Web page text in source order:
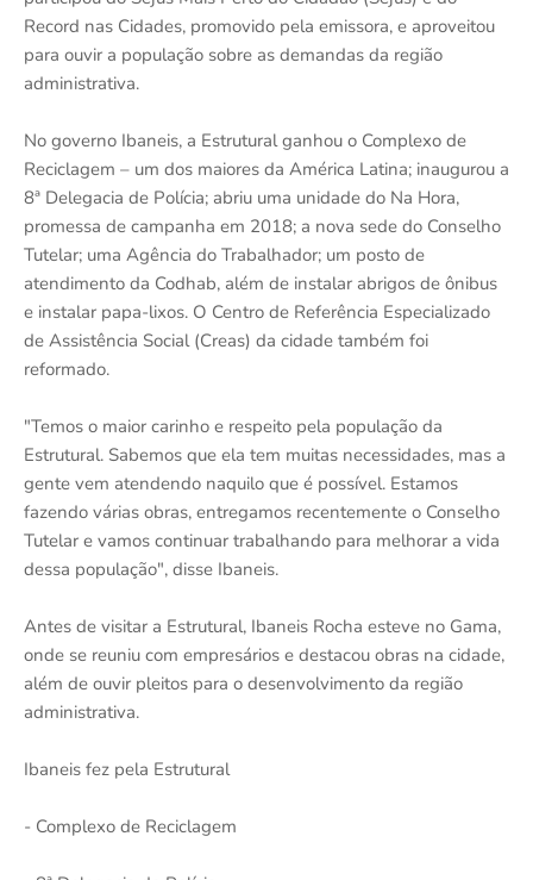
Record nas Cidades, promovido pela emissora, e aproveitou
para ouvir a população sobre as demandas da região
administrativa.
No governo Ibaneis, a Estrutural ganhou o Complexo de
Reciclagem – um dos maiores da América Latina; inaugurou a
8ª Delegacia de Polícia; abriu uma unidade do Na Hora,
promessa de campanha em 2018; a nova sede do Conselho
Tutelar; uma Agência do Trabalhador; um posto de
atendimento da Codhab, além de instalar abrigos de ônibus
e instalar papa-lixos. O Centro de Referência Especializado
de Assistência Social (Creas) da cidade também foi
reformado.
"Temos o maior carinho e respeito pela população da
Estrutural. Sabemos que ela tem muitas necessidades, mas a
gente vem atendendo naquilo que é possível. Estamos
fazendo várias obras, entregamos recentemente o Conselho
Tutelar e vamos continuar trabalhando para melhorar a vida
dessa população", disse Ibaneis.
Antes de visitar a Estrutural, Ibaneis Rocha esteve no Gama,
onde se reuniu com empresários e destacou obras na cidade,
além de ouvir pleitos para o desenvolvimento da região
administrativa.
Ibaneis fez pela Estrutural
- Complexo de Reciclagem